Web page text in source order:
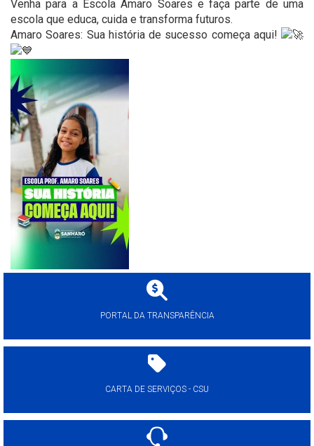
Venha para a Escola Amaro Soares e faça parte de uma
escola que educa, cuida e transforma futuros.
Amaro Soares: Sua história de sucesso começa aqui!
PORTAL DA TRANSPARÊNCIA
CARTA DE SERVIÇOS - CSU